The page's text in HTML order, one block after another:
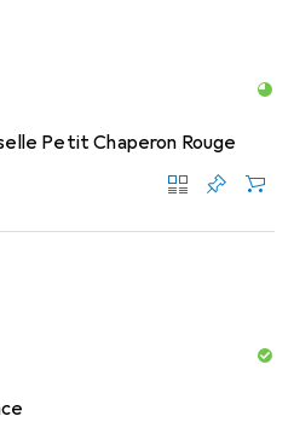
Petit Chaperon Rouge